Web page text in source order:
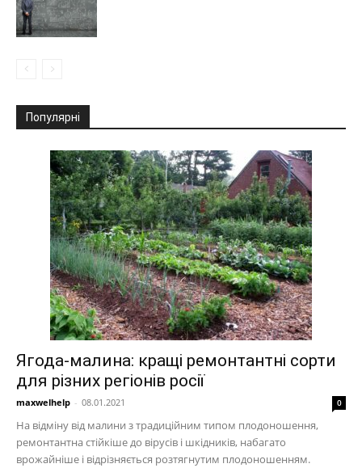
Популярні
Ягода-малина: кращі ремонтантні сорти
для різних регіонів росії
maxwelhelp - 08.01.2021 0
На відміну від малини з традиційним типом плодоношення,
ремонтантна стійкіше до вірусів і шкідників, набагато
врожайніше і відрізняється розтягнутим плодоношенням.